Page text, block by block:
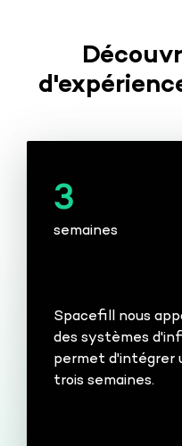
3
semaines
Spacefill nous
des systèmes
permet d'intégrer
trois semaines.